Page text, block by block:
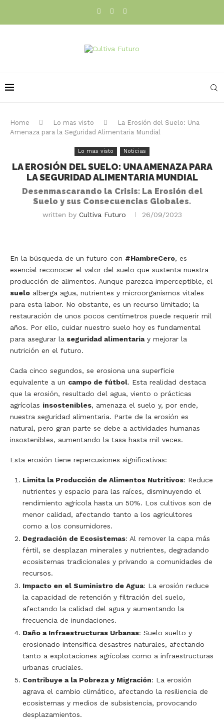
Home Lo mas visto
La Erosión del Suelo: Una
Amenaza para la Seguridad Alimentaria Mundial
Lo mas visto Noticias
LA EROSIÓN DEL SUELO: UNA AMENAZA PARA
LA SEGURIDAD ALIMENTARIA MUNDIAL
Desenmascarando la Crisis: La Erosión del
Suelo y sus Consecuencias Globales.
written by Cultiva Futuro 26/09/2023
En la búsqueda de un futuro con #HambreCero, es
esencial reconocer el valor del suelo que sustenta nuestra
producción de alimentos. Aunque parezca imperceptible, el
suelo alberga agua, nutrientes y microorganismos vitales
para esta labor. No obstante, es un recurso limitado; la
restauración de unos pocos centímetros puede requerir mil
años. Por ello, cuidar nuestro suelo hoy es fundamental
para asegurar la seguridad alimentariay mejorar la
nutrición en el futuro.
Cada cinco segundos, se erosiona una superficie
equivalente a un campo de fútbol. Esta realidad destaca
que la erosión, resultado del agua, viento o prácticas
agrícolas insostenibles, amenaza el suelo y, por ende,
nuestra seguridad alimentaria. Parte de la erosión es
natural, pero gran parte se debe a actividades humanas
insostenibles, aumentando la tasa hasta mil veces.
Esta erosión tiene repercusiones significativas:
Limita la Producción de Alimentos Nutritivos: Reduce
nutrientes y espacio para las raíces, disminuyendo el
rendimiento agrícola hasta un 50%. Los cultivos son de
menor calidad, afectando tanto a los agricultores
como a los consumidores.
Degradación de Ecosistemas: Al remover la capa más
fértil, se desplazan minerales y nutrientes, degradando
ecosistemas tradicionales y privando a comunidades de
recursos.
Impacto en el Suministro de Agua: La erosión reduce
la capacidad de retención y filtración del suelo,
afectando la calidad del agua y aumentando la
frecuencia de inundaciones.
Daño a Infraestructuras Urbanas: Suelo suelto y
erosionado intensifica desastres naturales, afectando
tanto a explotaciones agrícolas como a infraestructuras
urbanas cruciales.
Contribuye a la Pobreza y Migración: La erosión
agrava el cambio climático, afectando la resiliencia de
ecosistemas y medios de subsistencia, provocando
desplazamientos.